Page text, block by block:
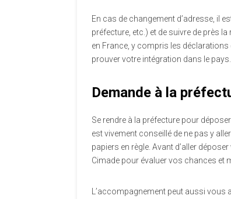
En cas de changement d’adresse, il
préfecture, etc.) et de suivre de près
en France, y compris les déclarations
prouver votre intégration dans le pays.
Demande à la
Se rendre à la préfecture pour
est vivement conseillé de ne pas y
papiers en règle. Avant d’aller
Cimade pour évaluer vos chances et
L’accompagnement peut aussi